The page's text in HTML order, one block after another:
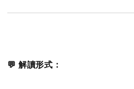
💬 解讀形式：